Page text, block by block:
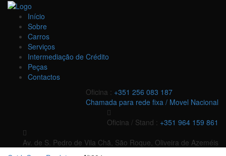
Início
Sobre
Carros
Serviços
Intermediação de Crédito
Peças
Contactos
Oficina : +351 256 083 187
Chamada para rede fixa / Movel Nacional
Oficina / Stand : +351 964 159 861
Av. de S. Pedro de Vila Chã, São Roque, Oliveira de Azeméis